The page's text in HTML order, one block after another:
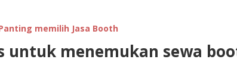
memilih Jasa Booth
untuk menemukan sewa